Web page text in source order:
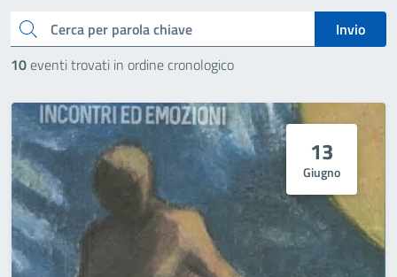
Cerca
Invio
10eventi trovati in ordine cronologico
13
Giugno